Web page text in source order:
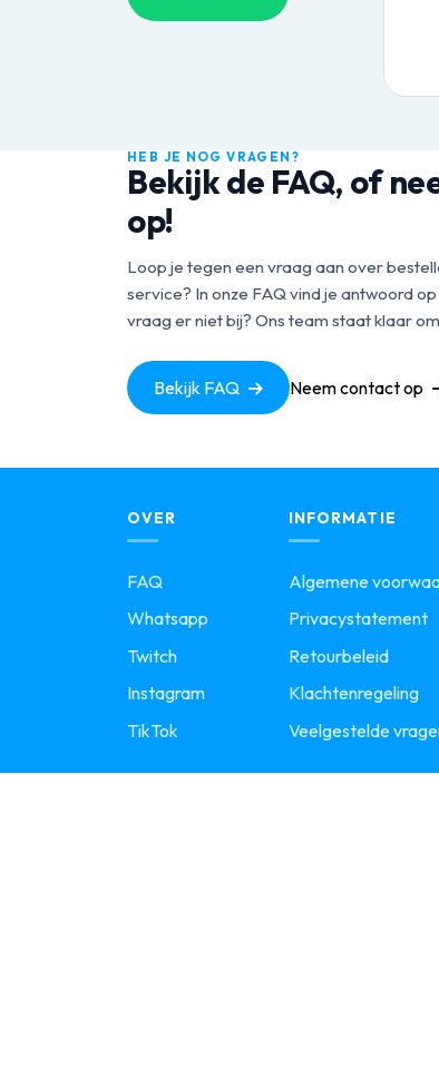
HEB JE NOG VRAGEN?
Bekijk de FAQ, of
op!
Loop je tegen een vraag aan over
service? In onze FAQ vind je antwoord
vraag er niet bij? Ons team staat klaar
Bekijk FAQ Neem contact op
OVER
FAQ
Whatsapp
Twitch
Instagram
TikTok
INFORMATIE
Algemene
Privacystatement
Retourbeleid
Klachtenregeling
Veelgestelde